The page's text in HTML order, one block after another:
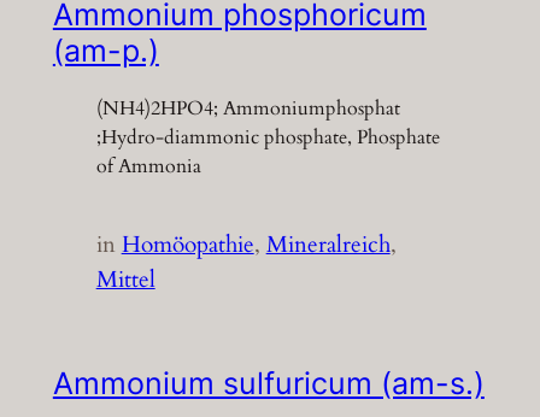
Ammonium phosphoricum
(am-p.)
(NH4)2HPO4; Ammoniumphosphat
;Hydro-diammonic phosphate, Phosphate
of Ammonia
inHomöopathie, Mineralreich
Mittel
Ammonium sulfuricum (am-s.)